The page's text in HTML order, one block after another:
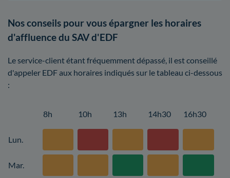
Nos conseils pour vous épargner les horaires
d'affluence du SAV d'EDF
Le service-client étant fréquemment dépassé, il est conseillé
d'appeler EDF aux horaires indiqués sur le tableau ci-dessous
:
8h 10h 13h 14h30 16h30
Lun.
Mar.